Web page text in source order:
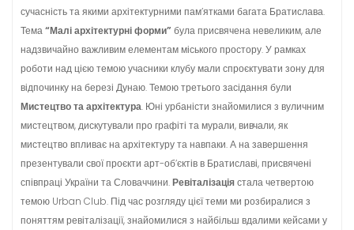
сучасність та якими архітектурними пам’ятками багата Братислава.
Тема“Малі архітектурні форми” була присвячена невеликим, але
надзвичайно важливим елементам міського простору. У рамках
роботи над цією темою учасники клубу мали спроєктувати зону для
відпочинку на березі Дунаю. Темою третього засідання були
Мистецтво та архітектура. Юні урбаністи знайомилися з вуличним
мистецтвом, дискутували про графіті та мурали, вивчали, як
мистецтво впливає на архітектуру та навпаки. А на завершення
презентували свої проєкти арт-об’єктів в Братиславі, присвячені
співпраці України та Словаччини.Ревіталізаціястала четвертою
темою Urban Club. Під час розгляду цієї теми ми розбиралися з
поняттям ревіталізації, знайомилися з найбільш вдалими кейсами у